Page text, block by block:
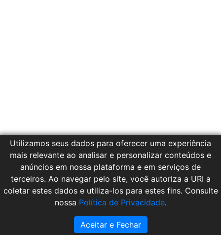
© 2021. NTI URI/FW.
Utilizamos seus dados para oferecer uma experiência
mais relevante ao analisar e personalizar conteúdos e
anúncios em nossa plataforma e em serviços de
terceiros. Ao navegar pelo site, você autoriza a URI a
coletar estes dados e utiliza-los para estes fins. Consulte
nossa Política de Privacidade.
Aceitar e Fechar